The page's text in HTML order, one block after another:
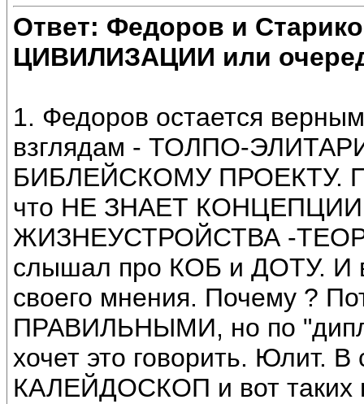
Ответ: Федоров и
ЦИВИЛИЗАЦИИ или
1. Федоров остается
взглядам - ТОЛПО-
БИБЛЕЙСКОМУ ПРОЕКТУ.
что НЕ ЗНАЕТ
ЖИЗНЕУСТРОЙСТВА -
слышал про КОБ и ДОТУ. И
своего мнения. Почему ?
ПРАВИЛЬНЫМИ, но по
хочет это говорить. Юлит.
КАЛЕЙДОСКОП и вот таких